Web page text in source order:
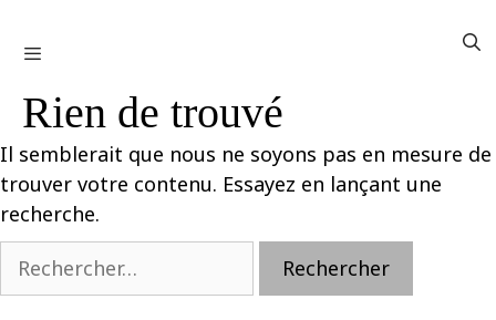
Rien de trouvé
Il semblerait que nous ne soyons pas en mesure de
trouver votre contenu. Essayez en lançant une
recherche.
Rechercher :